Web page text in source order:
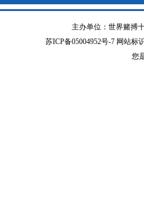
主办单位：世界赌搏
苏ICP备05004952号-7 网站标
您